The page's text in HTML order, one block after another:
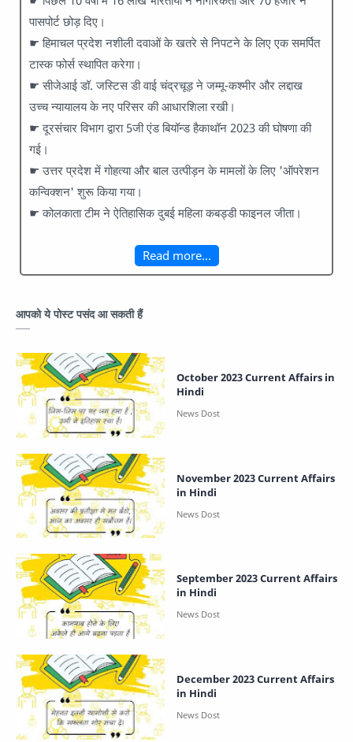
पासपोर्ट छोड़ दिए।
☛ हिमाचल प्रदेश नशीली दवाओं के खतरे से निपटने के लिए एक समर्पित
टास्क फोर्स स्थापित करेगा।
☛ सीजेआई डॉ. जस्टिस डी वाई चंद्रचूड़ ने जम्मू-कश्मीर और लद्दाख
उच्च न्यायालय के नए परिसर की आधारशिला रखी।
☛ दूरसंचार विभाग द्वारा 5जी एंड बियॉन्ड हैकाथॉन 2023 की घोषणा की
गई।
☛ उत्तर प्रदेश में गोहत्या और बाल उत्पीड़न के मामलों के लिए 'ऑपरेशन
कन्विक्शन' शुरू किया गया।
☛ कोलकाता टीम ने ऐतिहासिक दुबई महिला कबड्डी फाइनल जीता।
Read more...
आपको ये पोस्ट पसंद आ सकती हैं
October 2023 Current Affairs in
Hindi
November 2023 Current Affairs
in Hindi
September 2023 Current Affairs
in Hindi
December 2023 Current Affairs
in Hindi